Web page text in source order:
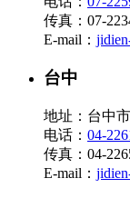
传真：07-
E-mail：
台中
地址：台中
电话： 04-
传真：04-
E-mail：